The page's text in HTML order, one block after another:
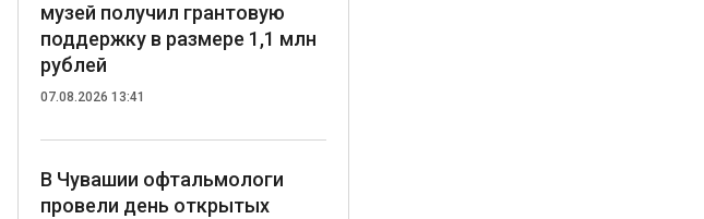
музей получил грантовую
поддержку в размере 1,1 млн
рублей
07.08.2026 13:41
В Чувашии офтальмологи
провели день открытых